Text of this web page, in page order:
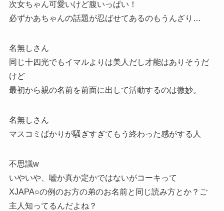
次女ちゃん可愛いけど腹いっぱい！
必ずかあちゃんの話題が忍ばせてあるのもうんざり…
名無しさん
同じ十四光でもイマルよりは美人だし才能はありそうだ
けど
最初から親の名前を前面に出して活動するのは微妙。
名無しさん
マスコミばかりが騒ぎすぎてもう終わった感がする人
不思議w
いやいや、嘘か真か定かではないがコーキって
XJAPA○の例のお方の弟のお名前と同じ読み方とか？ご
主人知ってるんだよね？